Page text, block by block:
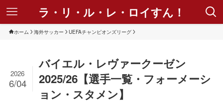
ラ・リ・ル・レ・ロイすん！
ホーム 海外サッカー UEFAチャンピオンズリーグ
バイエル・レヴァークーゼン
2025/26【選手一覧・フォーメーシ
ョン・スタメン】
2026
6/04